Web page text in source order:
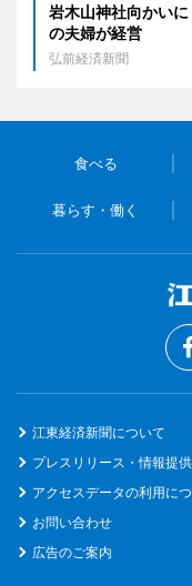
岩木山神社向かい
の夫婦が経営
弘前経済新聞
食べる
暮らす・働く
江東経済新聞について
プレスリリース・情報提
アクセスデータの利用に
お問い合わせ
広告のご案内